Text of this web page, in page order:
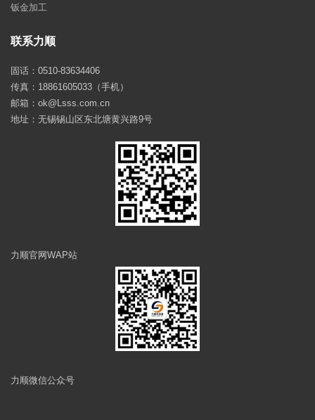
钣金加工
联系力顺
固话：0510-83634406
传真：18861605033（手机）
邮箱：ok@Lsss.com.cn
地址：无锡锡山区东北塘黄兴路9号
力顺官网WAP站
力顺微信公众号